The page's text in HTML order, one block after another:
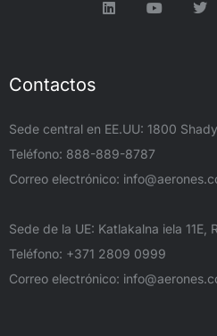
Contactos
Sede central en EE.UU: 1800
Teléfono: 888-889-8787
Correo electrónico:
Sede de la UE: Katlakalna iela 11E,
Teléfono: +371 2809 0999
Correo electrónico: